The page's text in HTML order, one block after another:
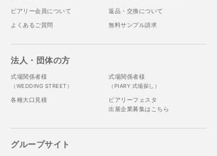
ピアリー会員について
返品・交換について
よくあるご質問
無料サンプル請求
法人・団体の方
式場関係者様
（WEDDING STREET）
式場関係者様
（PIARY 式場探し）
各種大口見積
ピアリーフェスタ
出展企業募集はこちら
グループサイト